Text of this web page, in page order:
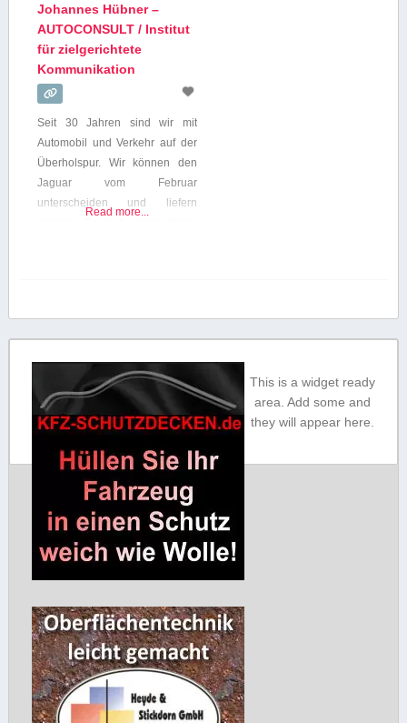
Johannes Hübner –
AUTOCONSULT / Institut
für zielgerichtete
Kommunikation
Seit 30 Jahren sind wir mit
Automobil und Verkehr auf der
Überholspur. Wir können den
Jaguar vom Februar
unterscheiden und liefern
Johannes Hübner
AUTOCONSULT sichert Ihnen
professionelle Publizität und
optimal viele Zitate, das heisst
die Aufmerksamkeit, die der
Qualität Ihrer Unternehmungen
Read more...
This is a widget ready
area. Add some and
they will appear here.